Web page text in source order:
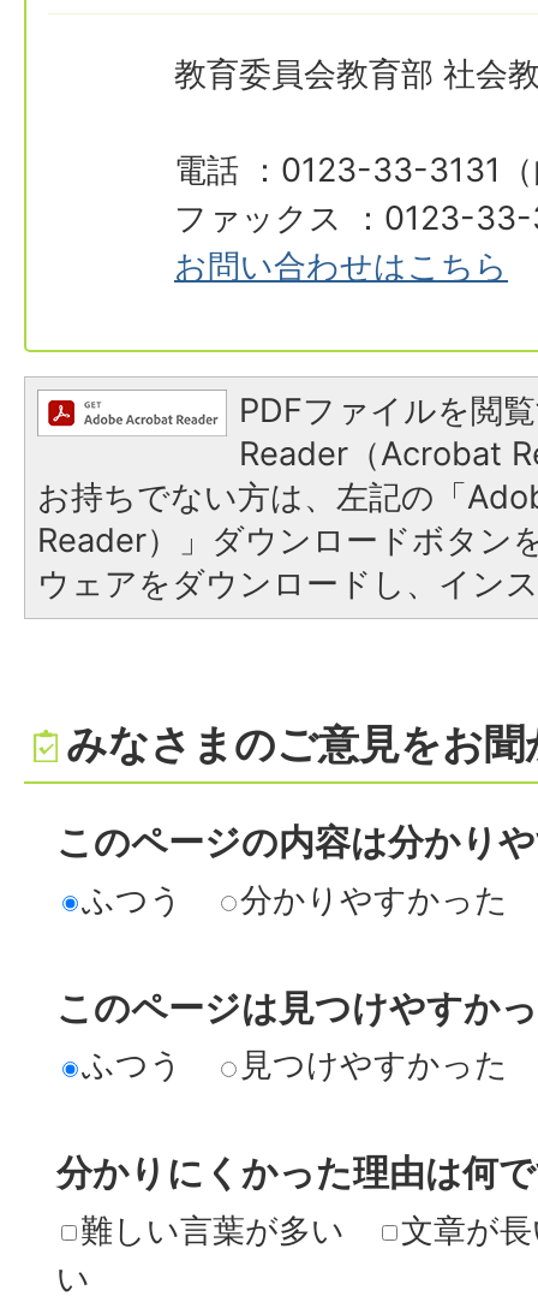
教育委員会教育部 社会
電話 ：0123-33-3131（
ファックス ：0123-
お問い合わせはこちら
PDFファイルを閲
Reader（Acrobat
お持ちでない方は、左記の「
Reader）」ダウンロードボタン
ウェアをダウンロードし、イン
みなさまのご意見をお
このページの内容は分かり
ふつう 分かりやすかった
このページは見つけやすか
ふつう 見つけやすかった
分かりにくかった理由は何
難しい言葉が多い
文章が
い